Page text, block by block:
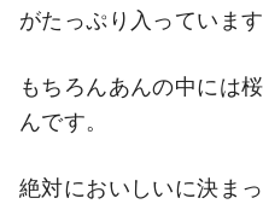
がたっぷり入っています
もちろんあんの中には
んです。
絶対においしいに決ま